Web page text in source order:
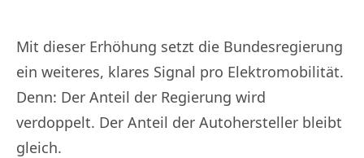
Mit dieser Erhöhung setzt die Bundesregierung
ein weiteres, klares Signal pro Elektromobilität.
Denn: Der Anteil der Regierung wird
verdoppelt. Der Anteil der Autohersteller bleibt
gleich.